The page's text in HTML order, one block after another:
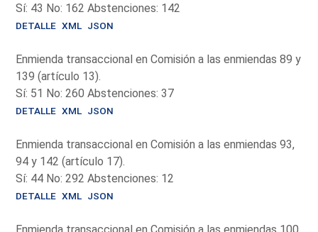
Sí: 43 No: 162 Abstenciones: 142
DETALLE XML JSON
Enmienda transaccional en Comisión a las enmiendas 89 y
139 (artículo 13).
Sí: 51 No: 260 Abstenciones: 37
DETALLE XML JSON
Enmienda transaccional en Comisión a las enmiendas 93,
94 y 142 (artículo 17).
Sí: 44 No: 292 Abstenciones: 12
DETALLE XML JSON
Enmienda transaccional en Comisión a las enmiendas 100